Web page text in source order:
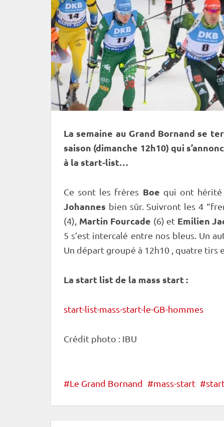
La semaine au Grand Bornand se
saison (dimanche 12h10) qui
à la start-list…
Ce sont les frères Boe qui ont hérité
Johannes bien sûr. Suivront les 4
(4), Martin Fourcade (6) et Emilien
5 s’est intercalé entre nos bleus. Un
Un départ groupé à 12h10 , quatre
La start list de la mass start:
start-list-mass-start-le-GB-hommes
Crédit photo : IBU
Le Grand Bornand mass-start